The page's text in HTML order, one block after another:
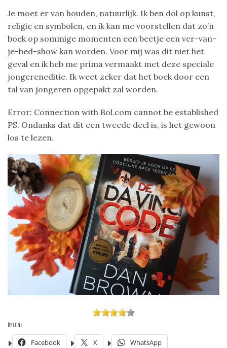
Je moet er van houden, natuurlijk. Ik ben dol op kunst,
religie en symbolen, en ik kan me voorstellen dat zo’n
boek op sommige momenten een beetje een ver-van-
je-bed-show kan worden. Voor mij was dit niet het
geval en ik heb me prima vermaakt met deze speciale
jongereneditie. Ik weet zeker dat het boek door een
tal van jongeren opgepakt zal worden.
Error: Connection with Bol.com cannot be established
PS. Ondanks dat dit een tweede deel is, is het gewoon
los te lezen.
Delen:
Facebook X WhatsApp